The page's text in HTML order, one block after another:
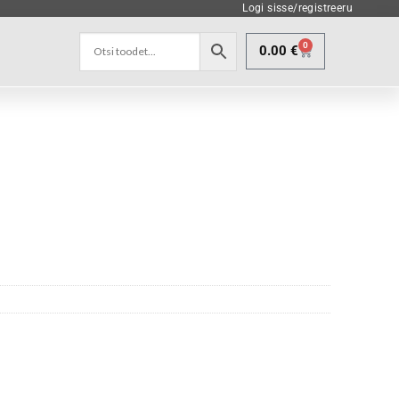
Logi sisse/registreeru
0.00 € 0